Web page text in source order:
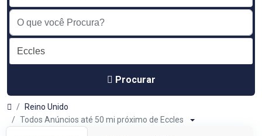
Procurar
Reino Unido
Todos Anúncios até 50 mi próximo de Eccles